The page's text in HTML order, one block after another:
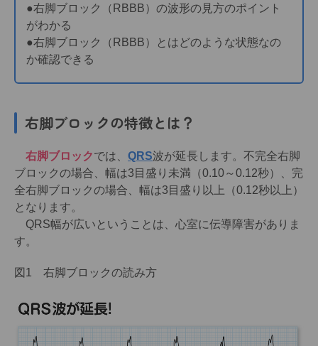
●右脚ブロック（RBBB）の波形の見方のポイント
がわかる
●右脚ブロック（RBBB）とはどのような状態なの
か確認できる
右脚ブロックの特徴とは？
右脚ブロックでは、 QRS波が延長します。不完全右脚
ブロックの場合、幅は3目盛り未満（0.10～0.12秒）、完
全右脚ブロックの場合、幅は3目盛り以上（0.12秒以上）
となります。
QRS幅が広いということは、心室に伝導障害がありま
す。
図1 右脚ブロックの読み方